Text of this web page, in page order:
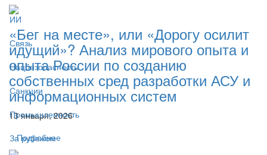
ИИ
Связь
Нацбезопасность
Санкции
Промышленность
За рубежом
«Бег на месте», или «Дорогу осилит
идущий»? Анализ мирового опыта и
опыта России по созданию
собственных сред разработки АСУ и
информационных систем
13 января, 2026
Подробнее